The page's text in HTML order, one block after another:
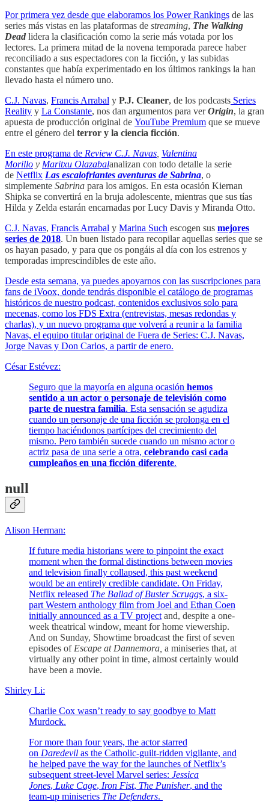
Por primera vez desde que elaboramos los Power Rankings de las
series más vistas en las plataformas de streaming, The Walking
Dead lidera la clasificación como la serie más votada por los
lectores. La primera mitad de la novena temporada parece haber
reconciliado a sus espectadores con la ficción, y las subidas
constantes que había experimentado en los últimos rankings la han
llevado hasta el número uno.
C.J. Navas, Francis Arrabal y P.J. Cleaner, de los podcasts Series
Reality y La Constante, nos dan argumentos para verOrigin, la gran
apuesta de producción original de YouTube Premium que se mueve
entre el género del terror y la ciencia ficción.
En este programa de Review C.J. Navas Valentina
Morillo y Maritxu Olazabalanalizan con todo detalle la serie
de Netflix Las escalofriantes aventuras de Sabrina, o
simplemente Sabrina para los amigos. En esta ocasión Kiernan
Shipka se convertirá en la bruja adolescente, mientras que sus tías
Hilda y Zelda estarán encarnadas por Lucy Davis y Miranda Otto.
C.J. Navas, Francis Arrabal y Marina Such escogen sus mejores
series de 2018. Un buen listado para recopilar aquellas series que se
os hayan pasado, y para que os pongáis al día con los estrenos y
temporadas imprescindibles de este año.
Desde esta semana, ya puedes apoyarnos con las suscripciones para
fans de iVoox, donde tendrás disponible el catálogo de programas
históricos de nuestro podcast, contenidos exclusivos solo para
mecenas, como los FDS Extra (entrevistas, mesas redondas y
charlas), y un nuevo programa que volverá a reunir a la familia
Navas, el equipo titular original de Fuera de Series: C.J. Navas,
Jorge Navas y Don Carlos, a partir de enero.
César Estévez:
Seguro que la mayoría en alguna ocasión hemos
sentido a un actor o personaje de televisión como
parte de nuestra familia. Esta sensación se agudiza
cuando un personaje de una ficción se prolonga en el
tiempo haciéndonos partícipes del crecimiento del
mismo. Pero también sucede cuando un mismo actor o
actriz pasa de una serie a otra, celebrando casi cada
cumpleaños en una ficción diferente.
null
Alison Herman:
If future media historians were to pinpoint the exact
moment when the formal distinctions between movies
and television finally collapsed, this past weekend
would be an entirely credible candidate. On Friday,
Netflix released The Ballad of Buster Scruggs, a six-
part Western anthology film from Joel and Ethan Coen
initially announced as a TV project and, despite a one-
week theatrical window, meant for home viewership.
And on Sunday, Showtime broadcast the first of seven
episodes of Escape at Dannemora, a miniseries that, at
virtually any other point in time, almost certainly would
have been a movie.
Shirley Li:
Charlie Cox wasn’t ready to say goodbye to Matt
Murdock.
For more than four years, the actor starred
on Daredevil as the Catholic-guilt-ridden vigilante, and
he helped pave the way for the launches of Netflix’s
subsequent street-level Marvel series: Jessica
Jones, Luke Cage, Iron Fist, The Punisher, and the
team-up miniseries The Defenders.